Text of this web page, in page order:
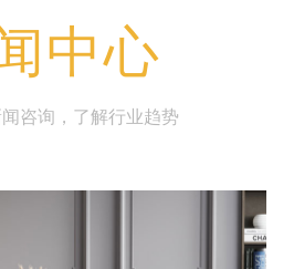
中心
咨询，了解行业趋势